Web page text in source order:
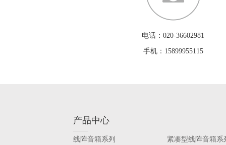
电话：020-36602981
手机：15899955115
产品中心
线阵音箱系列
紧凑型线阵音箱系